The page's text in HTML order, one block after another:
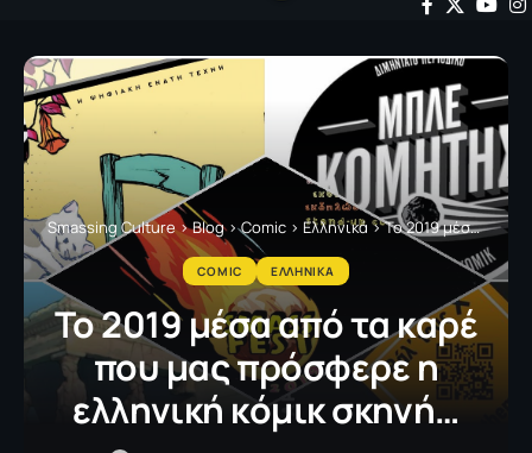
Smassing Culture>Blog>Comic > Ελληνικά >Το 2019 μέσα από τα καρέ που μας πρόσφερε η ελληνική κόμικ σκηνή…
COMIC ΕΛΛΗΝΙΚΑ
Το 2019 μέσα από τα καρέ
που μας πρόσφερε η
ελληνική κόμικ σκηνή…